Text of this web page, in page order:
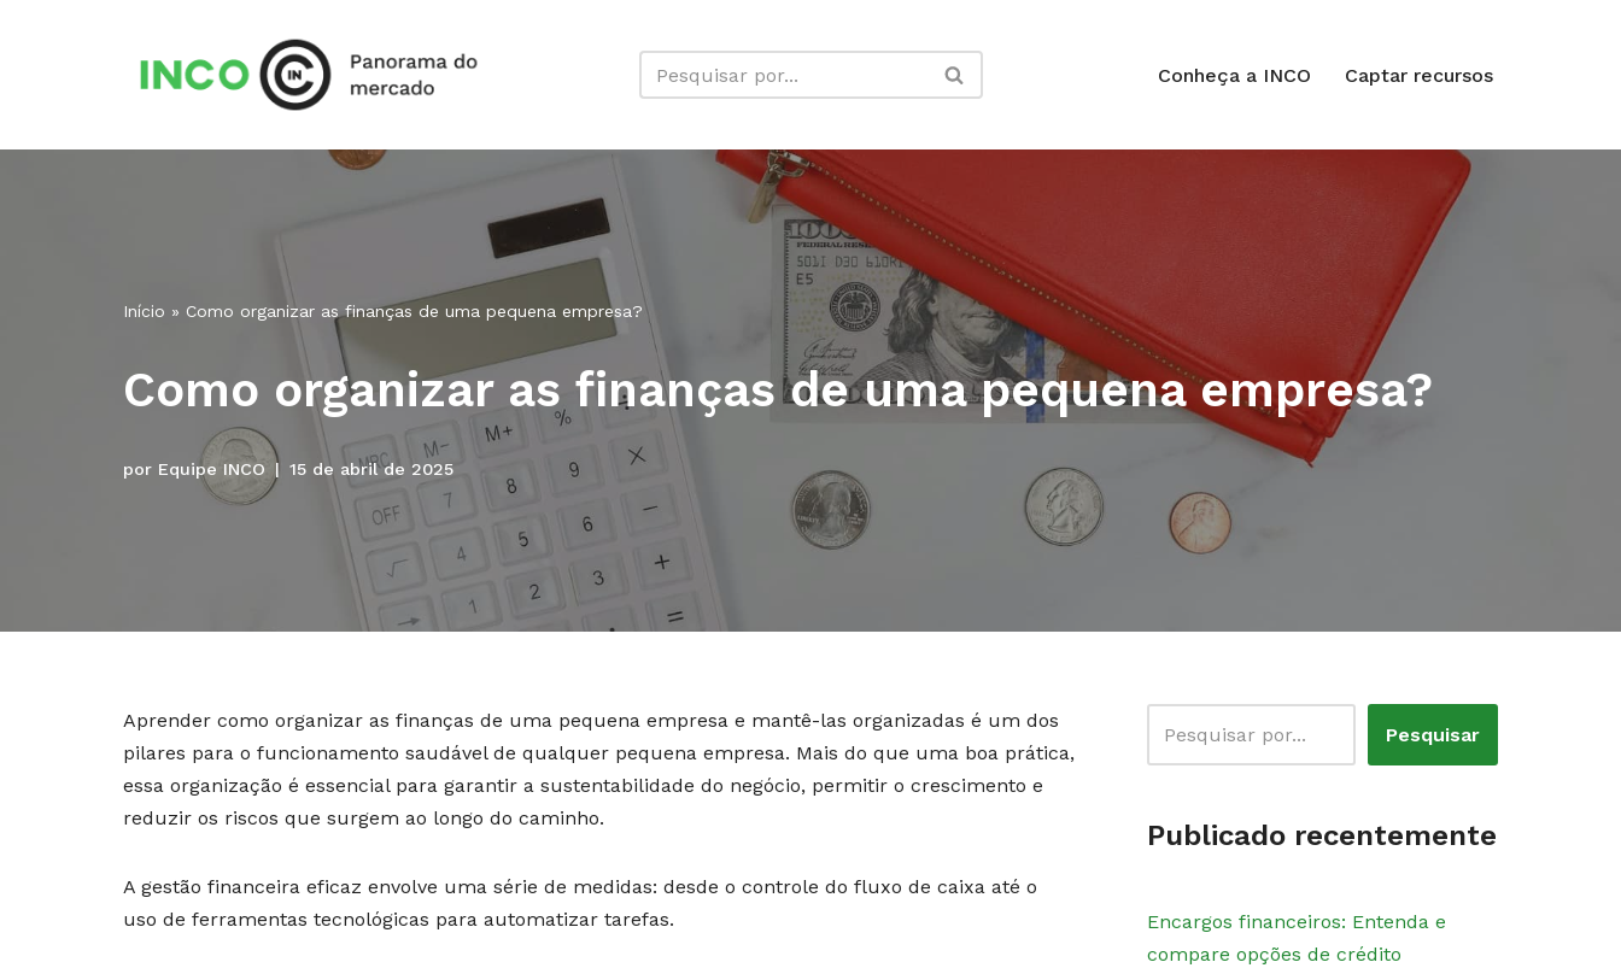
Conheça a INCO Captar recursos
Início » Como organizar as finanças de uma pequena empresa?
Como organizar as finanças de uma pequena empresa?
por Equipe INCO 15 de abril de 2025
Aprender como organizar as finanças de uma pequena empresa e mantê-las organizadas é um dos
pilares para o funcionamento saudável de qualquer pequena empresa. Mais do que uma boa prática,
essa organização é essencial para garantir a sustentabilidade do negócio, permitir o crescimento e
reduzir os riscos que surgem ao longo do caminho.
A gestão financeira eficaz envolve uma série de medidas: desde o controle do fluxo de caixa até o
uso de ferramentas tecnológicas para automatizar tarefas.
Pesquisar
Publicado recentemente
Encargos financeiros: Entenda e
compare opções de crédito